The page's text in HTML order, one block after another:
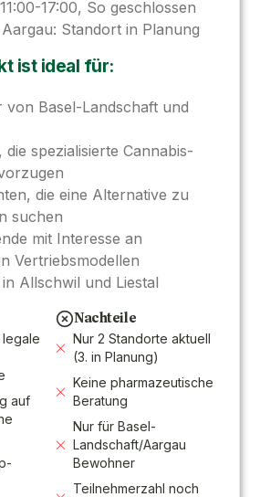
17:00, So geschlossen
Standort in Planung
ist ideal für:
von Basel-Landschaft und
die spezialisierte Cannabis-
die eine Alternative zu
suchen
mit Interesse an
Vertriebsmodellen
Allschwil und Liestal
legale
auf
Nachteile
Nur 2 Standorte aktuell
(3. in Planung)
Keine pharmazeutische
Beratung
Nur für Basel-
Landschaft/Aargau
Bewohner
Teilnehmerzahl noch